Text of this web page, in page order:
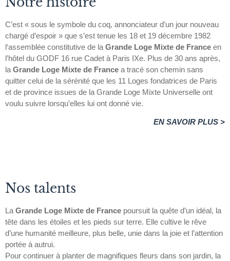
C’est « sous le symbole du coq, annonciateur d’un jour nouveau
chargé d’espoir » que s’est tenue les 18 et 19 décembre 1982
l‘assemblée constitutive de la Grande Loge Mixte de France en
l’hôtel du GODF 16 rue Cadet à Paris IXe. Plus de 30 ans après,
la Grande Loge Mixte de France a tracé son chemin sans
quitter celui de la sérénité que les 11 Loges fondatrices de Paris
et de province issues de la Grande Loge Mixte Universelle ont
voulu suivre lorsqu’elles lui ont donné vie.
EN SAVOIR PLUS >
Nos talents
La Grande Loge Mixte de France poursuit la quête d’un idéal, la
tête dans les étoiles et les pieds sur terre. Elle cultive le rêve
d’une humanité meilleure, plus belle, unie dans la joie et l’attention
portée à autrui.
Pour continuer à planter de magnifiques fleurs dans son jardin, la